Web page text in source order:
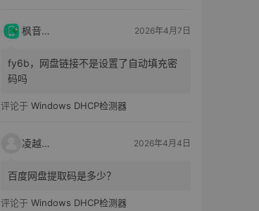
枫音应用 2026年4月7日
fy6b，网盘链接不是设置了自动填充密
码吗
评论于 Windows DHCP检测器
凌越电子 2026年4月4日
百度网盘提取码是多少？
评论于 Windows DHCP检测器